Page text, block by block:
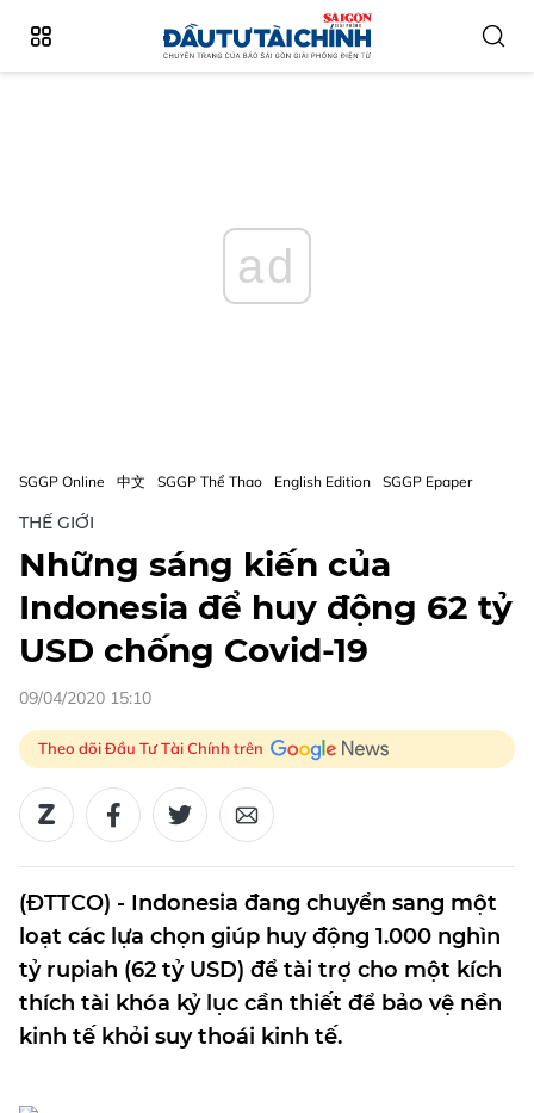
ad
SGGP Online 中文 SGGP Thể Thao English Edition SGGP Epaper
THẾ GIỚI
Những sáng kiến của
Indonesia để huy động 62 tỷ
USD chống Covid-19
09/04/2020 15:10
Theo dõi Đầu Tư Tài Chính trên
(ĐTTCO) - Indonesia đang chuyển sang một
loạt các lựa chọn giúp huy động 1.000 nghìn
tỷ rupiah (62 tỷ USD) để tài trợ cho một kích
thích tài khóa kỷ lục cần thiết để bảo vệ nền
kinh tế khỏi suy thoái kinh tế.